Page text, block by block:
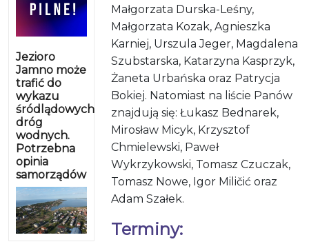
Jezioro
Jamno może
trafić do
wykazu
śródlądowych
dróg
wodnych.
Potrzebna
opinia
samorządów
Małgorzata Durska-Leśny,
Małgorzata Kozak, Agnieszka
Karniej, Urszula Jeger, Magdalena
Szubstarska, Katarzyna Kasprzyk,
Żaneta Urbańska oraz Patrycja
Bokiej. Natomiast na liście Panów
znajdują się: Łukasz Bednarek,
Mirosław Micyk, Krzysztof
Chmielewski, Paweł
Wykrzykowski, Tomasz Czuczak,
Tomasz Nowe, Igor Miličić oraz
Adam Szałek.
Terminy: